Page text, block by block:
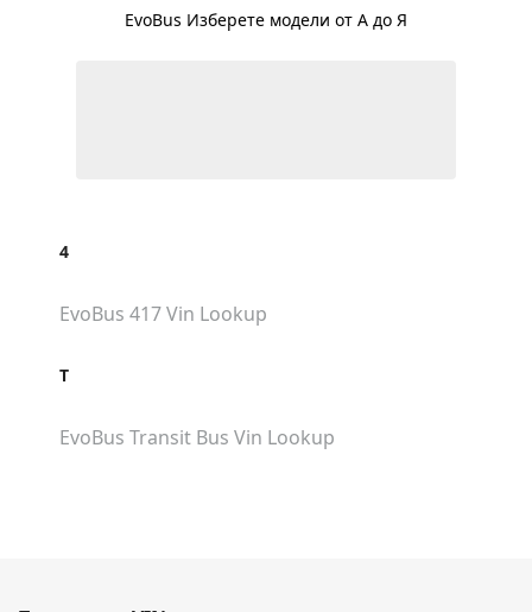
EvoBus Изберете модели от А до Я
4
EvoBus 417Vin Lookup
T
EvoBus Transit Bus Vin Lookup